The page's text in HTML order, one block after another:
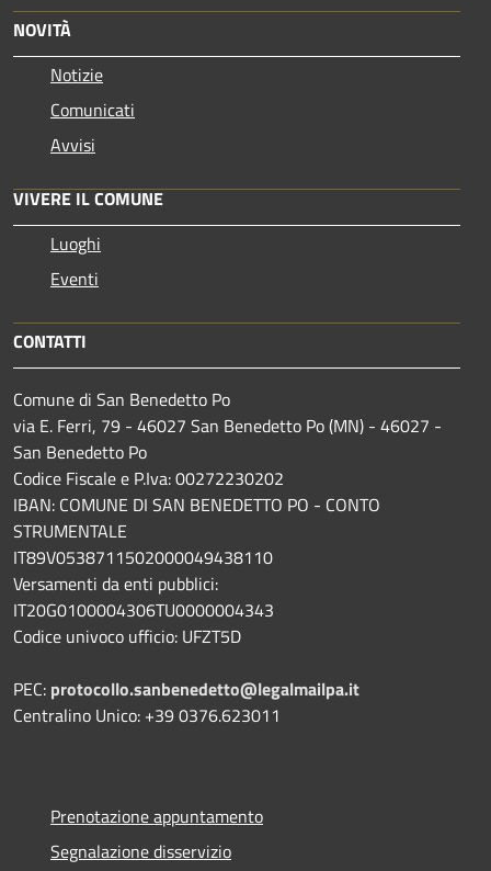
NOVITÀ
Notizie
Comunicati
Avvisi
VIVERE IL COMUNE
Luoghi
Eventi
CONTATTI
Comune di San Benedetto Po
via E. Ferri, 79 - 46027 San Benedetto Po (MN) - 46027 -
San Benedetto Po
Codice Fiscale e P.Iva: 00272230202
IBAN: COMUNE DI SAN BENEDETTO PO - CONTO
STRUMENTALE
IT89V0538711502000049438110
Versamenti da enti pubblici:
IT20G0100004306TU0000004343
Codice univoco ufficio: UFZT5D
PEC: protocollo.sanbenedetto@legalmailpa.it
Centralino Unico: +39 0376.623011
Prenotazione appuntamento
Segnalazione disservizio